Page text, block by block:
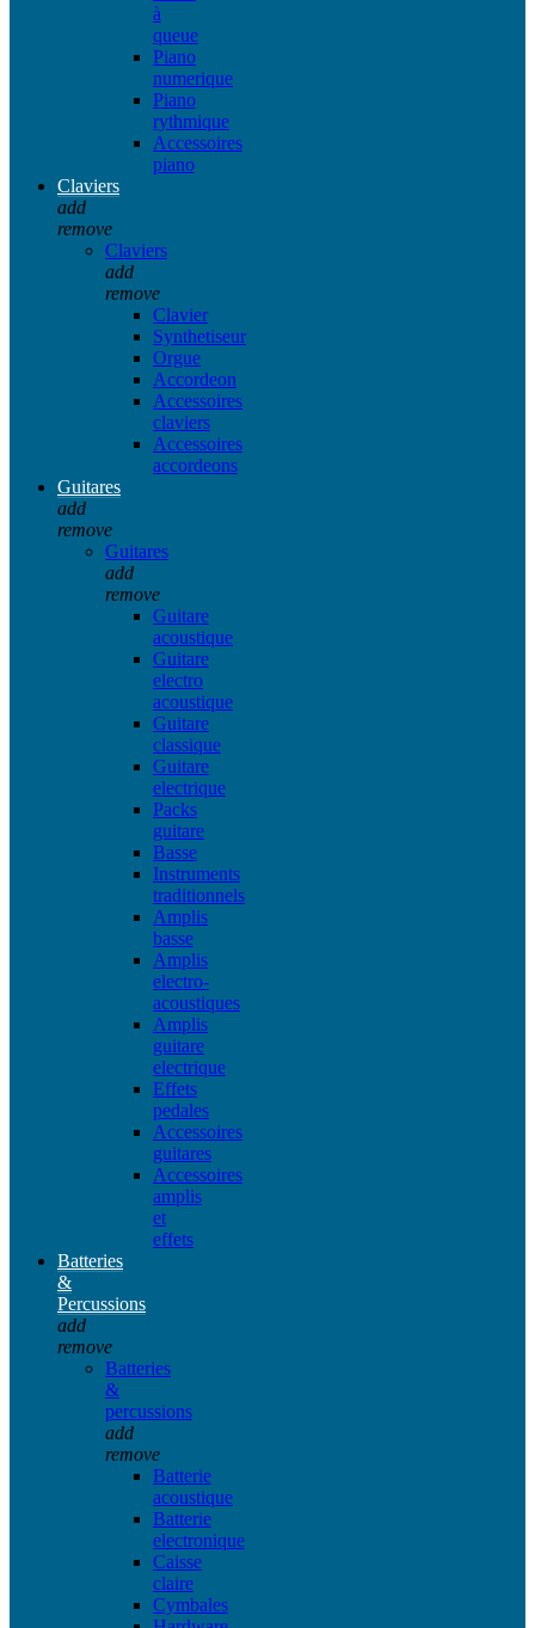
à
queue
Piano
numerique
Piano
rythmique
Accessoires
piano
Claviers
add
remove
Claviers
add
remove
Clavier
Synthetiseur
Orgue
Accordeon
Accessoires
claviers
Accessoires
accordeons
Guitares
add
remove
Guitares
add
remove
Guitare
acoustique
Guitare
electro
acoustique
Guitare
classique
Guitare
electrique
Packs
guitare
Basse
Instruments
traditionnels
Amplis
basse
Amplis
electro-
acoustiques
Amplis
guitare
electrique
Effets
pedales
Accessoires
guitares
Accessoires
amplis
et
effets
Batteries
&
Percussions
add
remove
Batteries
&
percussions
add
remove
Batterie
acoustique
Batterie
electronique
Caisse
claire
Cymbales